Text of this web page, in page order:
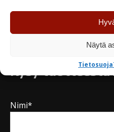
Näytä
Tietosuoja
Kysy
Nimi*